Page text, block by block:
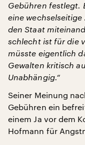
Gebühren festlegt.
eine
den Staat
schlecht ist für die
müsste eigentlich
Gewalten kritisch
Unabhängig.“
Seiner Meinung
Gebühren ein
einem Ja vor dem
Hofmann für